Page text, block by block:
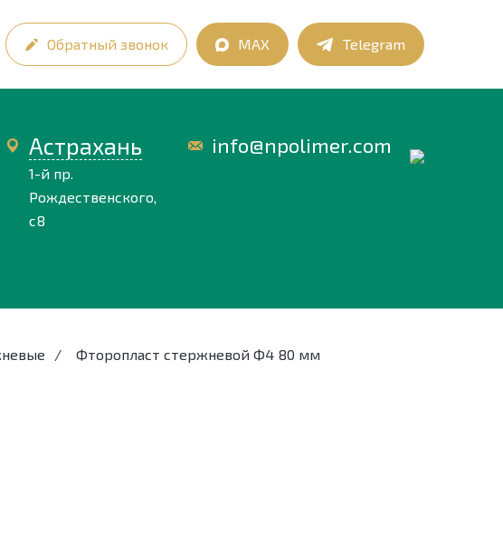
Обратный звонок MAX Telegram
Астрахань
1-й пр.
Рождественского,
с8
info@npolimer.com
/ Фторопласт стержневой Ф4 80 мм